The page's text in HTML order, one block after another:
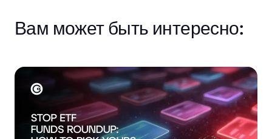
Вам может быть интересно: